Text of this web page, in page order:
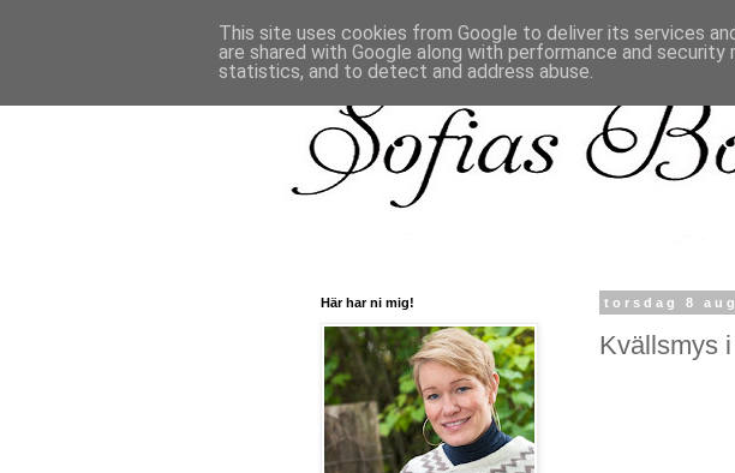
torsdag 8
Kvällsmys
Här har ni mig!
This site uses cookies from Google to deliver its services
are shared with Google along with performance and
statistics, and to detect and address abuse.